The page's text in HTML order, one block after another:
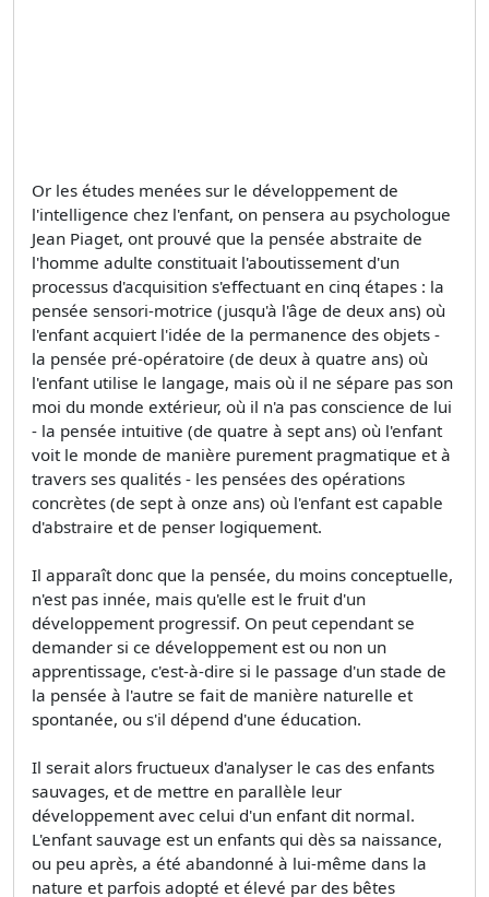
Or les études menées sur le développement de
l'intelligence chez l'enfant, on pensera au psychologue
Jean Piaget, ont prouvé que la pensée abstraite de
l'homme adulte constituait l'aboutissement d'un
processus d'acquisition s'effectuant en cinq étapes : la
pensée sensori-motrice (jusqu'à l'âge de deux ans) où
l'enfant acquiert l'idée de la permanence des objets -
la pensée pré-opératoire (de deux à quatre ans) où
l'enfant utilise le langage, mais où il ne sépare pas son
moi du monde extérieur, où il n'a pas conscience de lui
- la pensée intuitive (de quatre à sept ans) où l'enfant
voit le monde de manière purement pragmatique et à
travers ses qualités - les pensées des opérations
concrètes (de sept à onze ans) où l'enfant est capable
d'abstraire et de penser logiquement.
Il apparaît donc que la pensée, du moins conceptuelle,
n'est pas innée, mais qu'elle est le fruit d'un
développement progressif. On peut cependant se
demander si ce développement est ou non un
apprentissage, c'est-à-dire si le passage d'un stade de
la pensée à l'autre se fait de manière naturelle et
spontanée, ou s'il dépend d'une éducation.
Il serait alors fructueux d'analyser le cas des enfants
sauvages, et de mettre en parallèle leur
développement avec celui d'un enfant dit normal.
L'enfant sauvage est un enfants qui dès sa naissance,
ou peu après, a été abandonné à lui-même dans la
nature et parfois adopté et élevé par des bêtes